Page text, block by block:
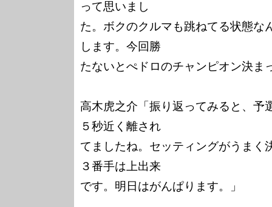
って思いまし
た。ボクのクルマも跳ねてる状態な
します。今回勝
たないとぺドロのチャンピオン決ま
高木虎之介「振り返ってみると、予
５秒近く離され
てましたね。セッティングがうまく
３番手は上出来
です。明日はがんぱります。」